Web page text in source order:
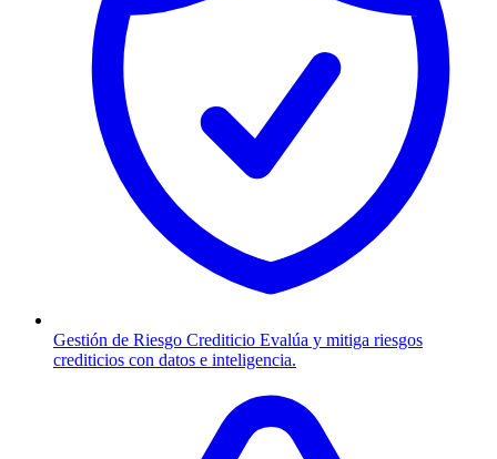
Gestión de Riesgo Crediticio Evalúa y mitiga riesgos
crediticios con datos e inteligencia.